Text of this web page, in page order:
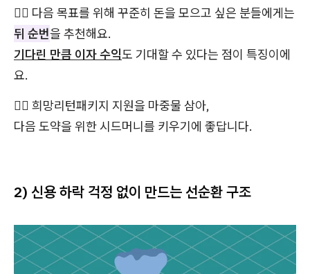
👉🏻 다음 목표를 위해 꾸준히 돈을 모으고 싶은 분들에게는
뒤 순번을 추천해요.
기다린 만큼 이자 수익도 기대할 수 있다는 점이 특징이에
요.
👉🏻 희망리턴패키지 지원을 마중물 삼아,
다음 도약을 위한 시드머니를 키우기에 좋답니다.
2) 신용 하락 걱정 없이 만드는 선순환 구조